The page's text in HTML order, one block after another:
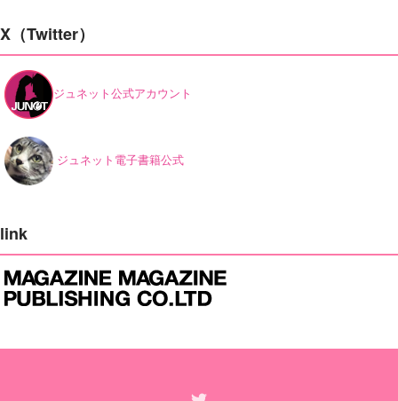
X（Twitter）
ジュネット公式アカウント
ジュネット電子書籍公式
link